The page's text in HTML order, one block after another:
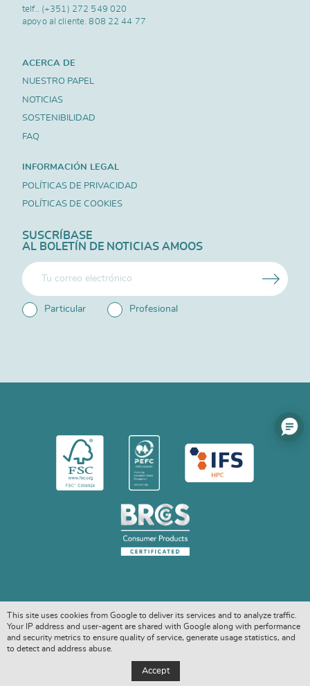
telf.. (+351) 272 549 020
apoyo al cliente.808 22 44 77
ACERCA DE
NUESTRO PAPEL
NOTICIAS
SOSTENIBILIDAD
FAQ
INFORMACIÓN LEGAL
POLÍTICAS DE PRIVACIDAD
POLÍTICAS DE COOKIES
SUSCRÍBASE
AL BOLETÍN DE NOTICIAS AMOOS
Particular Profesional
COPYRIGHT © 2026. ALL RIGHTS RESERVED
This site uses cookies from Google to deliver its services and to analyze traffic.
Your IP address and user-agent are shared with Google along with performance
and security metrics to ensure quality of service, generate usage statistics, and
to detect and address abuse.
Accept